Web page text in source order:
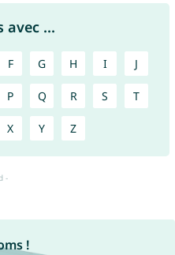
avec ...
F G H I J
P Q R S T
X Y Z
!